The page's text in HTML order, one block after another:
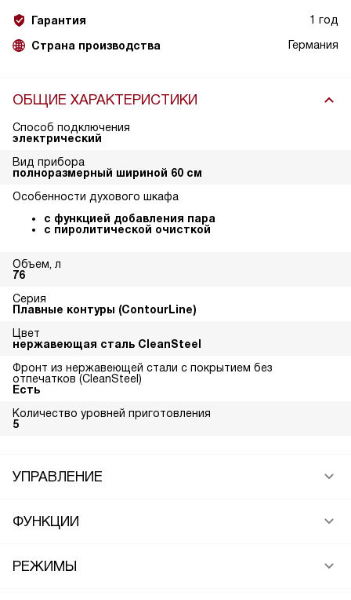
Гарантия 1 год
Страна производства Германия
ОБЩИЕ ХАРАКТЕРИСТИКИ
Способ подключения
электрический
Вид прибора
полноразмерный шириной 60 см
Особенности духового шкафа
с функцией добавления пара
с пиролитической очисткой
Объем, л
76
Серия
Плавные контуры (ContourLine)
Цвет
нержавеющая сталь CleanSteel
Фронт из нержавеющей стали с покрытием без
отпечатков (CleanSteel)
Есть
Количество уровней приготовления
5
УПРАВЛЕНИЕ
ФУНКЦИИ
РЕЖИМЫ